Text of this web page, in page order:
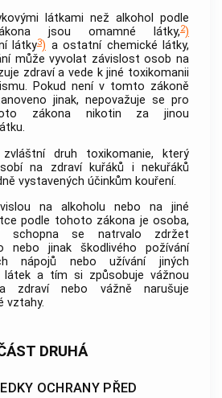
látkami než alkohol podle
jsou omamné látky,2)
látky3) a ostatní chemické látky,
může vyvolat závislost osob na
zdraví a vede k jiné toxikomanii
Pokud není v tomto zákoně
jinak, nepovažuje se pro
zákona nikotin za jinou
druh toxikomanie, který
na zdraví kuřáků i nekuřáků
vystavených účinkům kouření.
na alkoholu nebo na jiné
podle tohoto zákona je osoba,
schopna se natrvalo zdržet
nebo jinak škodlivého požívání
nápojů nebo užívání jiných
látek a tím si způsobuje vážnou
zdraví nebo vážně narušuje
vztahy.
DRUHÁ
OCHRANY PŘED